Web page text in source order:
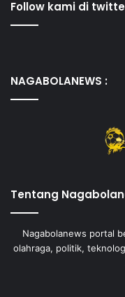
Follow kami di
NAGABOLANEWS :
Tentang
Nagabolanews portal
olahraga, politik,